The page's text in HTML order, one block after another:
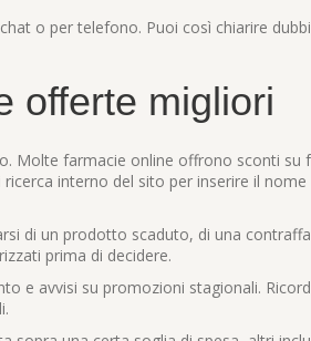
o per telefono. Puoi così chiarire
offerte migliori
Molte farmacie online offrono sconti su
interno del sito per inserire il nome
di un prodotto scaduto, di una
prima di decidere.
e avvisi su promozioni stagionali.